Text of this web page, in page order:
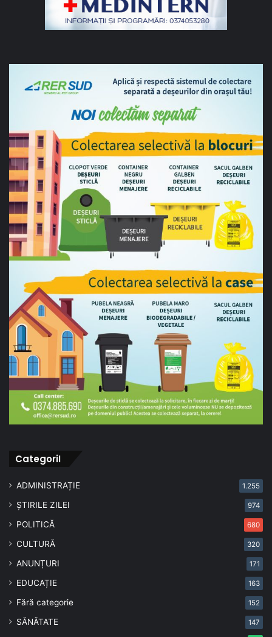
CategoriI
ADMINISTRAȚIE 1.255
ȘTIRILE ZILEI 974
POLITICĂ 680
CULTURĂ 320
ANUNȚURI 171
EDUCAȚIE 163
Fără categorie 152
SĂNĂTATE 147